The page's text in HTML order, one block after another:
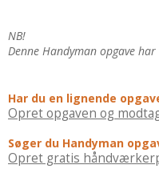
VVS
Reparation Og Vedligehold
Varme Og Energi
Andet
MALER
NB!
Denne Handyman opgave
Har du en lignende
Opret opgaven og
Søger du Handyman
Opret gratis